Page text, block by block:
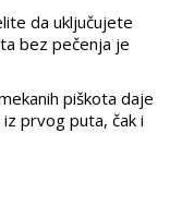
da uključujete
bez pečenja je
piškota daje
prvog puta, čak i